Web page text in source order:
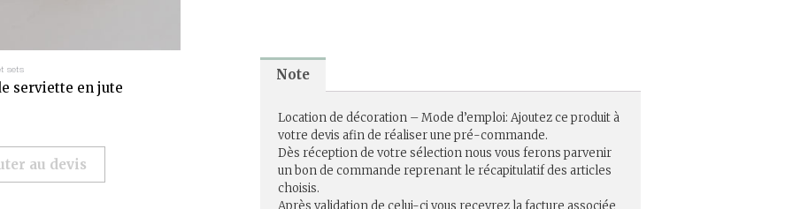
sets
serviette en jute
au devis
Note
Location de décoration – Mode d’emploi: Ajoutez ce produit à
votre devis afin de réaliser une pré-commande.
Dès réception de votre sélection nous vous ferons parvenir
un bon de commande reprenant le récapitulatif des articles
choisis.
Après validation de celui-ci vous recevrez la facture associée